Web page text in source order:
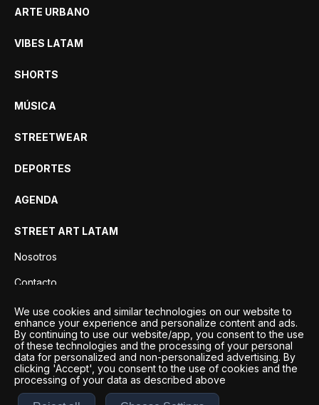
ARTE URBANO
VIBES LATAM
SHORTS
MÚSICA
STREETWEAR
DEPORTES
AGENDA
STREET ART LATAM
Nosotros
Contacto
Privacidad
We use cookies and similar technologies on our website to
enhance your experience and personalize content and ads.
By continuing to use our website/app, you consent to the use
of these technologies and the processing of your personal
data for personalized and non-personalized advertising. By
clicking 'Accept', you consent to the use of cookies and the
processing of your data as described above